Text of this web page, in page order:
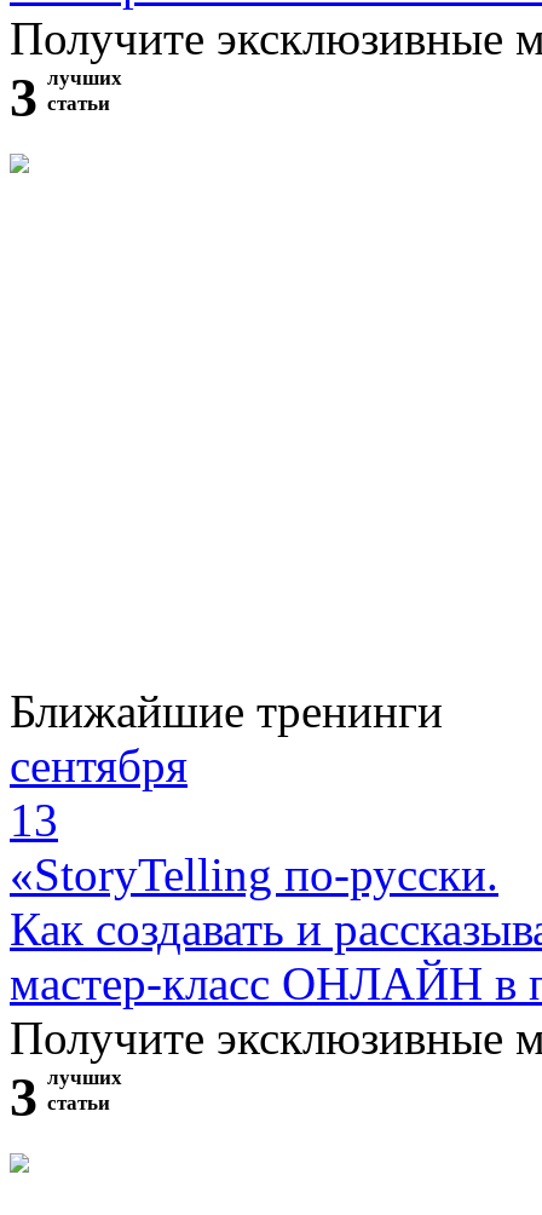
Получите эксклюзивные
3 лучших
статьи
Ближайшие тренинги
сентября
13
«StoryTelling по-русски.
Как создавать и
мастер-класс ОНЛАЙН в
Получите эксклюзивные
3 лучших
статьи